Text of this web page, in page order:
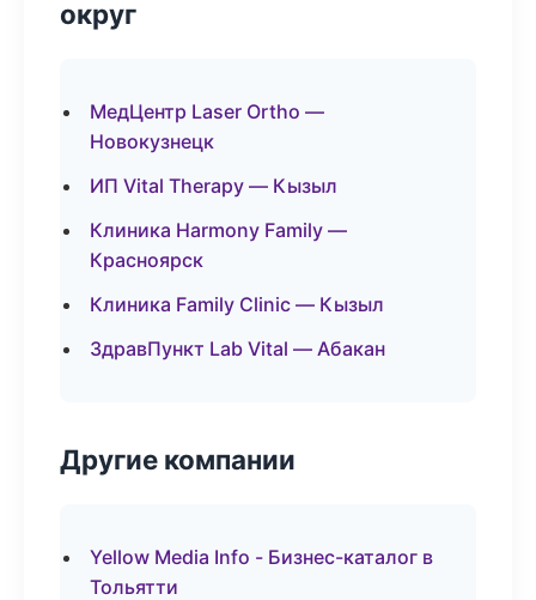
округ
МедЦентр Laser Ortho —
Новокузнецк
ИП Vital Therapy — Кызыл
Клиника Harmony Family —
Красноярск
Клиника Family Clinic — Кызыл
ЗдравПункт Lab Vital — Абакан
Другие компании
Yellow Media Info - Бизнес-каталог в
Тольятти